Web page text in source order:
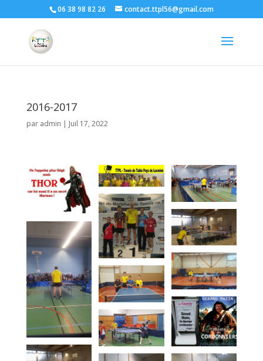
06 38 98 82 26 contact.ttpl56@gmail.com
2016-2017
par admin | Juil 17, 2022